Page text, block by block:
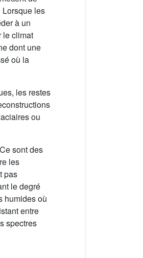
les
à un
le climat
dont une
où la
les restes
ou
sont des
les
pas
le degré
humides où
entre
spectres